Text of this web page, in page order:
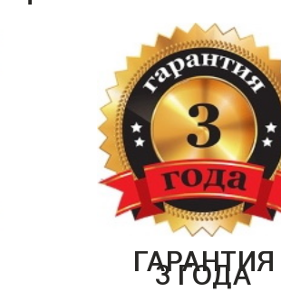
ГАРАНТИЯ
3 ГОДА